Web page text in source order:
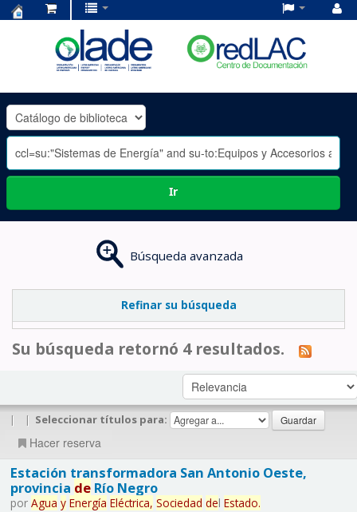
OLADE
-
Ir
Búsqueda avanzada
Refinar su búsqueda
Su búsqueda retornó 4 resultados.
| | Seleccionar títulos para:
Hacer reserva
Estación transformadora San Antonio Oeste,
provincia deRío Negro
por Agua y Energía Eléctrica, Sociedad del Estado.